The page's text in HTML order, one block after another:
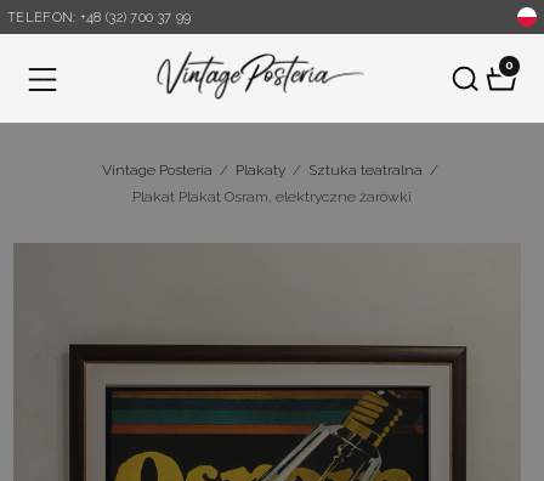
TELEFON: +48 (32) 700 37 99
Menu
0
Vintage Posteria / Plakaty / Sztuka teatralna /
Plakat Plakat Osram, elektryczne żarówki